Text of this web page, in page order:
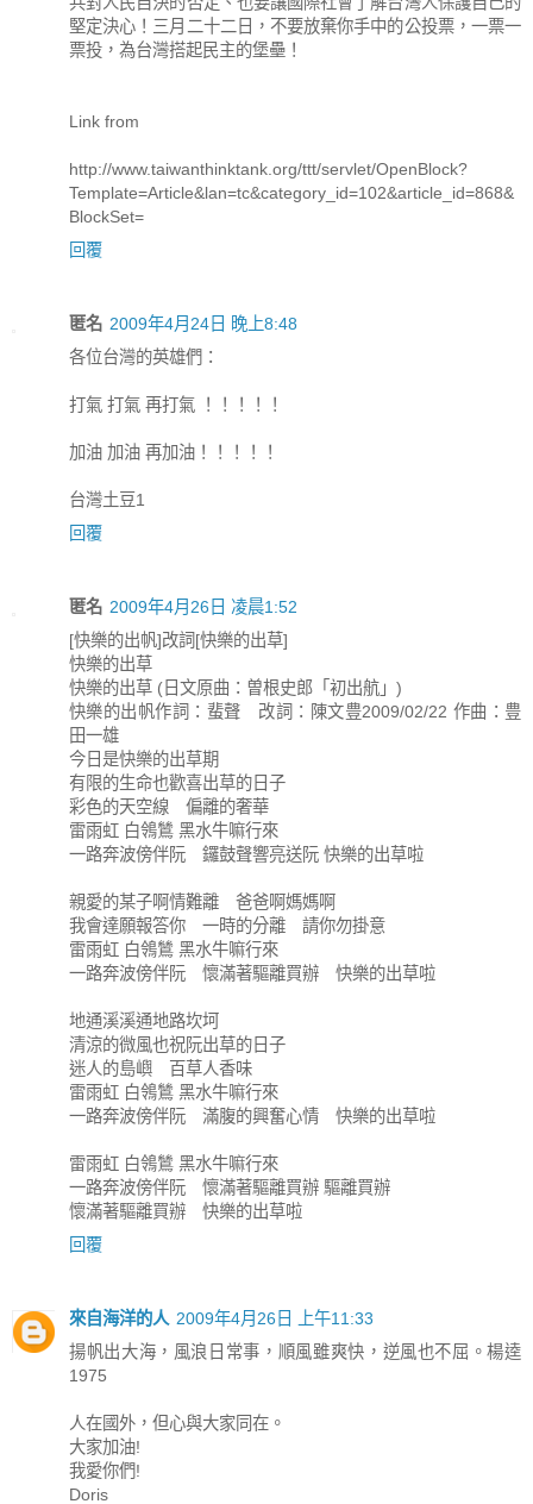
堅定決心！三月二十二日，不要放棄你手中的公投票，一票一
票投，為台灣搭起民主的堡壘！
Link from
http://www.taiwanthinktank.org/ttt/servlet/OpenBlock?
Template=Article&lan=tc&category_id=102&article_id=868&
BlockSet=
回覆
匿名 2009年4月24日 晚上8:48
各位台灣的英雄們：
打氣 打氣 再打氣 ！！！！！
加油 加油 再加油！！！！！
台灣土豆1
回覆
匿名 2009年4月26日 凌晨1:52
[快樂的出帆]改詞[快樂的出草]
快樂的出草
快樂的出草 (日文原曲：曽根史郎「初出航」)
快樂的出帆作詞：蜚聲 改詞：陳文豊2009/02/22 作曲：豊
田一雄
今日是快樂的出草期
有限的生命也歡喜出草的日子
彩色的天空線 偏離的奢華
雷雨虹 白鴒鷥 黑水牛嘛行來
一路奔波傍伴阮 鑼鼓聲響亮送阮 快樂的出草啦
親愛的某子啊情難離 爸爸啊媽媽啊
我會達願報答你 一時的分離 請你勿掛意
雷雨虹 白鴒鷥 黑水牛嘛行來
一路奔波傍伴阮 懷滿著驅離買辦 快樂的出草啦
地通溪溪通地路坎坷
清涼的微風也祝阮出草的日子
迷人的島嶼 百草人香味
雷雨虹 白鴒鷥 黑水牛嘛行來
一路奔波傍伴阮 滿腹的興奮心情 快樂的出草啦
雷雨虹 白鴒鷥 黑水牛嘛行來
一路奔波傍伴阮 懷滿著驅離買辦 驅離買辦
懷滿著驅離買辦 快樂的出草啦
回覆
來自海洋的人 2009年4月26日 上午11:33
揚帆出大海，風浪日常事，順風雖爽快，逆風也不屈。楊逵
1975
人在國外，但心與大家同在。
大家加油!
我愛你們!
Doris